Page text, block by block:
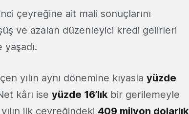
çeyreğine ait mali sonuçlarını
ve azalan düzenleyici kredi gelirleri
yılın aynı dönemine kıyasla yüzde
kârı ise yüzde 16’lıkbir gerilemeyle
ilk çeyreğindeki 409 milyon dolarlık